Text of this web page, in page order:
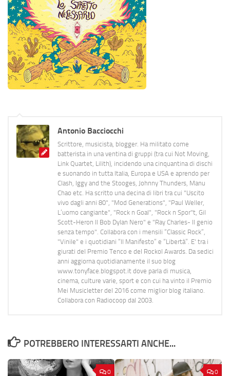
Antonio Bacciocchi
Scrittore, musicista, blogger. Ha militato come
batterista in una ventina di gruppi (tra cui Not Moving,
Link Quartet, Lilith), incidendo una cinquantina di dischi
e suonando in tutta Italia, Europa e USA e aprendo per
Clash, Iggy and the Stooges, Johnny Thunders, Manu
Chao etc. Ha scritto una decina di libri tra cui "Uscito
vivo dagli anni 80", "Mod Generations", "Paul Weller,
L’uomo cangiante", "Rock n Goal", "Rock n Spor"t, Gil
Scott-Heron Il Bob Dylan Nero" e "Ray Charles- Il genio
senza tempo". Collabora con i mensili “Classic Rock”,
"Vinile" e i quotidiani “Il Manifesto” e “Libertà”. E' tra i
giurati del Premio Tenco e del Rockol Awards. Da sedici
anni aggiorna quotidianamente il suo blog
www.tonyface.blogspot.it dove parla di musica,
cinema, culture varie, sport e con cui ha vinto il Premio
Mei Musicletter del 2016 come miglior blog italiano.
Collabora con Radiocoop dal 2003.
POTREBBERO INTERESSARTI ANCHE...
0 0